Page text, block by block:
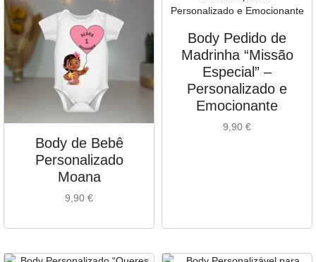
Body de Bebê
Personalizado
Moana
9,90 €
Body Pedido de
Madrinha “Missão
Especial” –
Personalizado e
Emocionante
9,90 €